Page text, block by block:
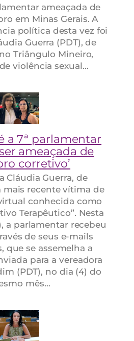
ameaçada de
em Minas Gerais. A
política desta vez foi
Guerra (PDT), de
Triângulo Mineiro,
violência sexual…
a 7ª parlamentar
ameaçada de
corretivo’
Cláudia Guerra, de
mais recente vítima de
conhecida como
Terapêutico”. Nesta
a parlamentar recebeu
de seus e-mails
que se assemelha a
para a vereadora
(PDT), no dia (4) do
mês…